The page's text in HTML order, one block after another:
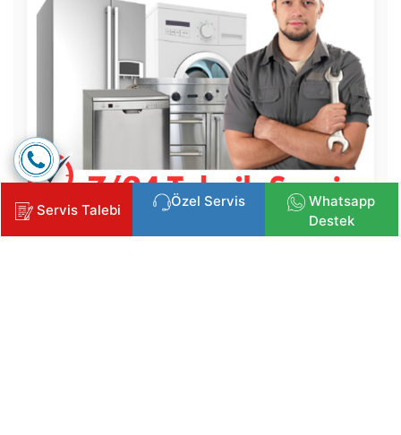
Servis Talebi
Özel Servis
Whatsapp
Destek